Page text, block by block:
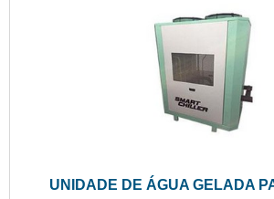
UNIDADE DE ÁGUA GELADA